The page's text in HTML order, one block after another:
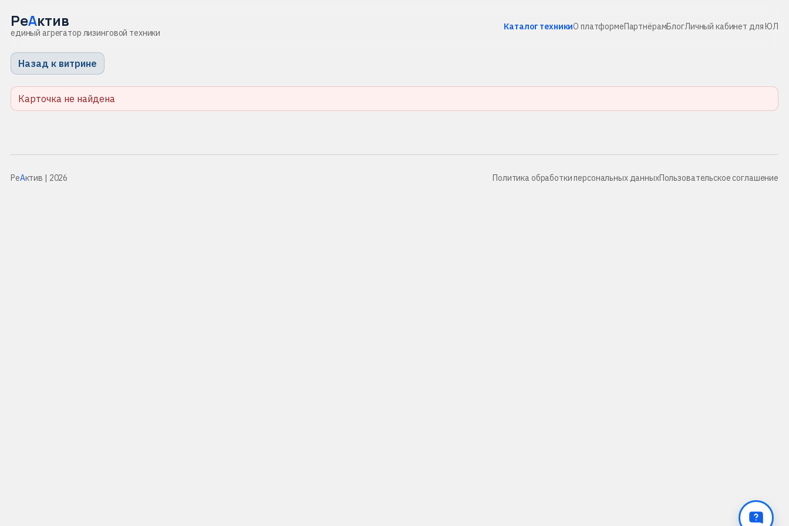
РеАктив
единый агрегатор лизинговой техники
Каталог техникиО платформеПартнёрамБлогЛичный кабинет для ЮЛ
Назад к витрине
Карточка не найдена
РеАктив | 2026 Политика обработки персональных данныхПользовательское соглашение